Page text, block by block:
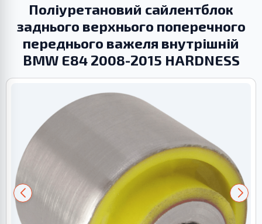
Поліуретановий сайлентблок
заднього верхнього поперечного
переднього важеля внутрішній
BMW E84 2008-2015 HARDNESS